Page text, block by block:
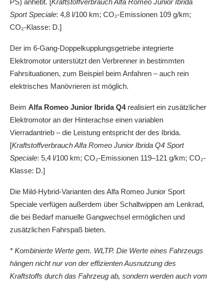
PS) anhebt. [Kraftstoffverbrauch Alfa Romeo Junior Ibrida
Sport Speciale: 4,8 l/100 km; CO₂-Emissionen 109 g/km;
CO₂-Klasse: D.]
Der im 6-Gang-Doppelkupplungsgetriebe integrierte
Elektromotor unterstützt den Verbrenner in bestimmten
Fahrsituationen, zum Beispiel beim Anfahren – auch rein
elektrisches Manövrieren ist möglich.
Beim Alfa Romeo Junior Ibrida Q4realisiert ein zusätzlicher
Elektromotor an der Hinterachse einen variablen
Vierradantrieb – die Leistung entspricht der des Ibrida.
[Kraftstoffverbrauch Alfa Romeo Junior Ibrida Q4 Sport
Speciale: 5,4 l/100 km; CO₂-Emissionen 119–121 g/km; CO₂-
Klasse: D.]
Die Mild-Hybrid-Varianten des Alfa Romeo Junior Sport
Speciale verfügen außerdem über Schaltwippen am Lenkrad,
die bei Bedarf manuelle Gangwechsel ermöglichen und
zusätzlichen Fahrspaß bieten.
* Kombinierte Werte gem. WLTP. Die Werte eines Fahrzeugs
hängen nicht nur von der effizienten Ausnutzung des
Kraftstoffs durch das Fahrzeug ab, sondern werden auch vom